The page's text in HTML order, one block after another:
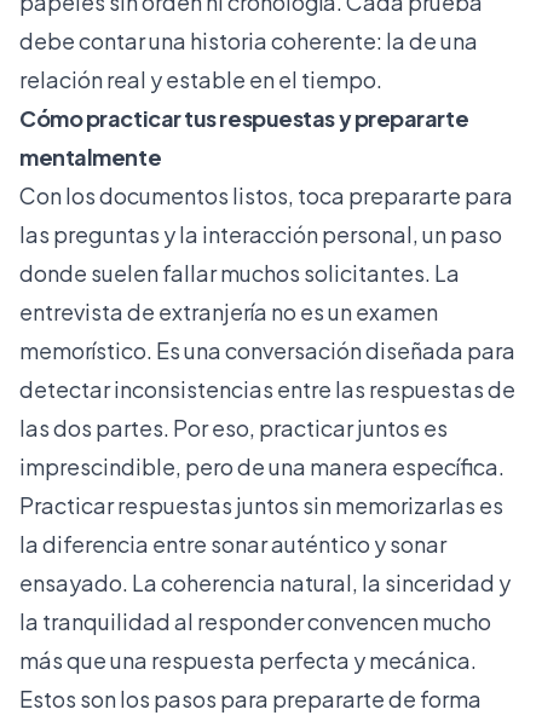
debe contar una historia coherente: la de una
relación real y estable en el tiempo.
Cómo practicar tus respuestas y prepararte
mentalmente
Con los documentos listos, toca prepararte para
las preguntas y la interacción personal, un paso
donde suelen fallar muchos solicitantes. La
entrevista de extranjería no es un examen
memorístico. Es una conversación diseñada para
detectar inconsistencias entre las respuestas de
las dos partes. Por eso, practicar juntos es
imprescindible, pero de una manera específica.
Practicar respuestas juntos sin memorizarlas es
la diferencia entre sonar auténtico y sonar
ensayado. La coherencia natural, la sinceridad y
la tranquilidad al responder convencen mucho
más que una respuesta perfecta y mecánica.
Estos son los pasos para prepararte de forma